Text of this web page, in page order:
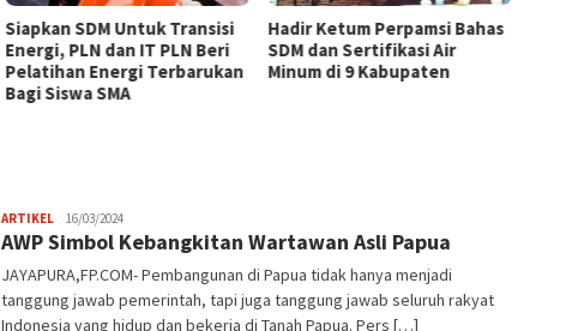
Siapkan SDM Untuk Transisi
Energi, PLN dan IT PLN Beri
Pelatihan Energi Terbarukan
Bagi Siswa SMA
Hadir Ketum Perpamsi Bahas
SDM dan Sertifikasi Air
Minum di 9 Kabupaten
ARTIKELAdmin
16/03/2024
AWP Simbol Kebangkitan Wartawan Asli Papua
JAYAPURA,FP.COM- Pembangunan di Papua tidak hanya menjadi
tanggung jawab pemerintah, tapi juga tanggung jawab seluruh rakyat
Indonesia yang hidup dan bekerja di Tanah Papua. Pers […]